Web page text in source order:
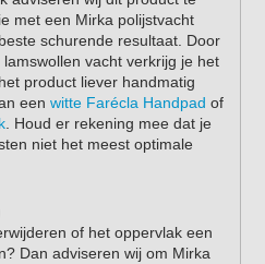
met een Mirka polijstvacht
schurende resultaat. Door
vacht verkrijg je het
product liever handmatig
een witte Farécla Handpad of
. Houd er rekening mee dat je
niet het meest optimale
of het oppervlak een
Dan adviseren wij om Mirka